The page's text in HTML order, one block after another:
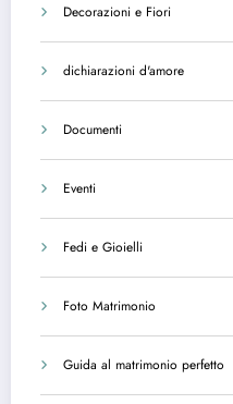
Decorazioni e Fiori
dichiarazioni d'amore
Documenti
Eventi
Fedi e Gioielli
Foto Matrimonio
Guida al matrimonio perfetto